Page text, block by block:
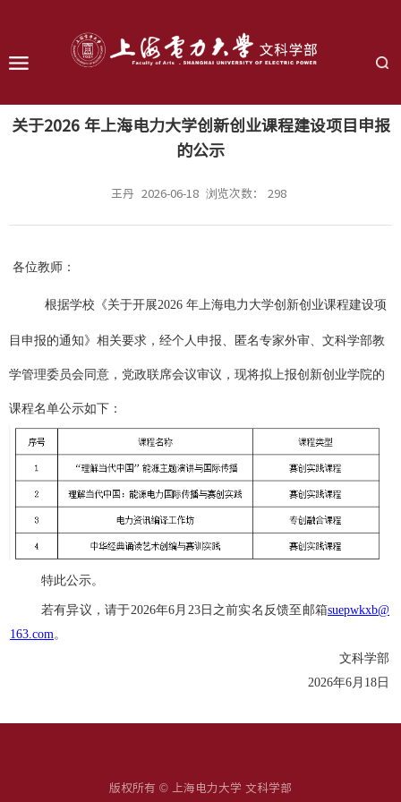
关于2026 年上海电力大学创新创业课程建设项目申报
的公示
王丹 2026-06-18 浏览次数： 298
各位教师：
根据学校 《关于开展2026 年上海电力大学创新创业课程建设项
目申报的通知》相关要求， 经个人申报、匿名专家外审、文科学部教
学管理委员会同意，党政联席会议审议， 现将拟上报创新创业学院的
课程名单公示如下：
特此公示。
若有异议，请于2026年6月23日之前实名反馈至邮箱suepwkxb@
163.com。
文科学部
2026年6月18日
版权所有 © 上海电力大学 文科学部